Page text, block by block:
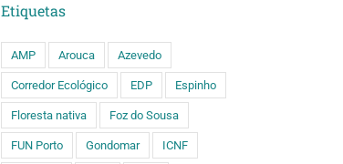
Etiquetas
AMP Arouca Azevedo
Corredor Ecológico EDP Espinho
Floresta nativa Foz do Sousa
FUN Porto Gondomar ICNF